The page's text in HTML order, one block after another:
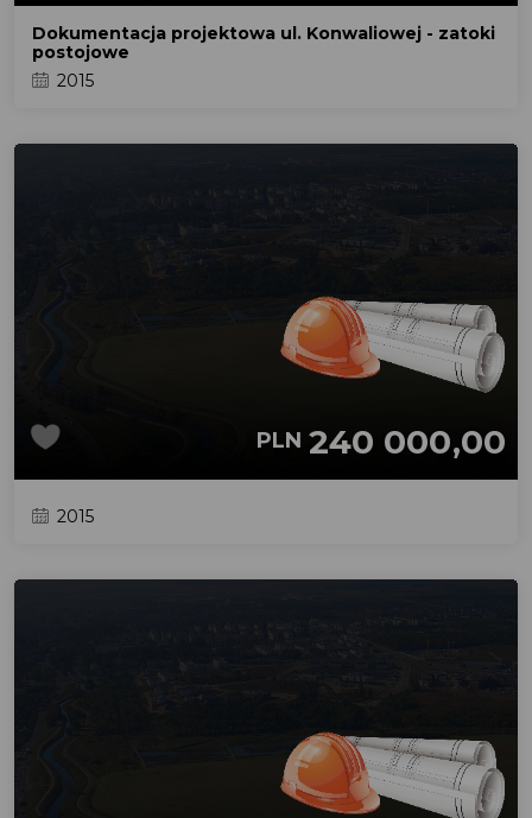
Dokumentacja projektowa ul. Konwaliowej - zatoki
postojowe
2015
PLN 240 000,00
2015